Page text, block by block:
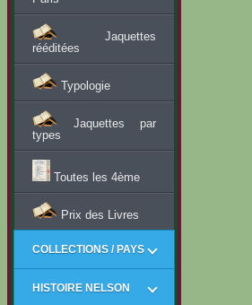
Jaquettes
rééditées
Typologie
Jaquettes par
types
Toutes les 4ème
Prix des Livres
COLLECTIONS / PAYS
HISTOIRE NELSON